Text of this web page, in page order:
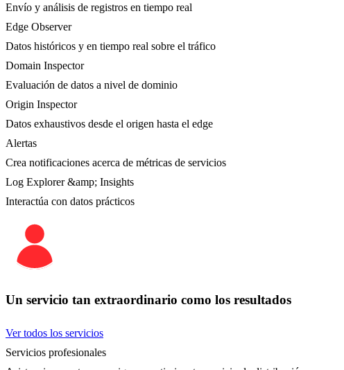
Envío y análisis de registros en tiempo real
Edge Observer
Datos históricos y en tiempo real sobre el tráfico
Domain Inspector
Evaluación de datos a nivel de dominio
Origin Inspector
Datos exhaustivos desde el origen hasta el edge
Alertas
Crea notificaciones acerca de métricas de servicios
Log Explorer &amp; Insights
Interactúa con datos prácticos
Un servicio tan extraordinario como los resultados
Ver todos los servicios
Servicios profesionales